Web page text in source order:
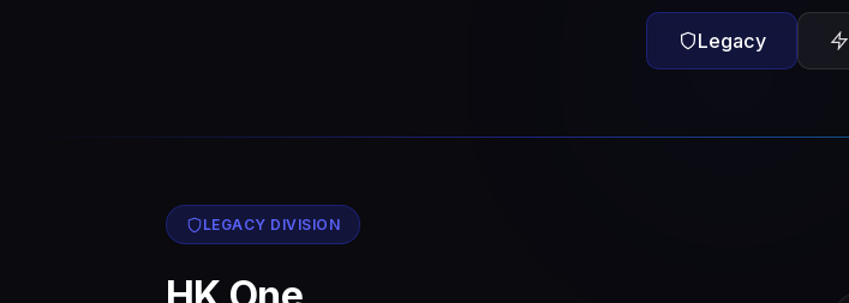
Legacy
LEGACY DIVISION